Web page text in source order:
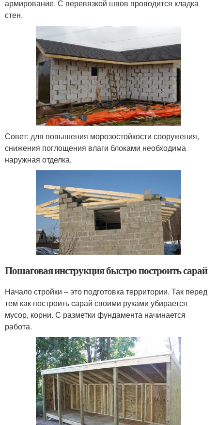
армирование. С перевязкой швов проводится кладка
стен.
Совет: для повышения морозостойкости сооружения,
снижения поглощения влаги блоками необходима
наружная отделка.
Пошаговая инструкция быстро построить сарай
Начало стройки – это подготовка территории. Так перед
тем как построить сарай своими руками убирается
мусор, корни. С разметки фундамента начинается
работа.